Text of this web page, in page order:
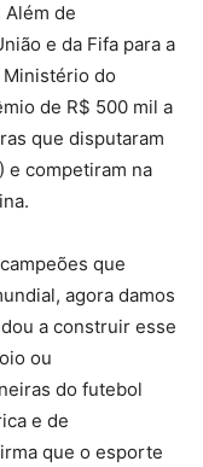
Além de
e da Fifa para a
Ministério do
de R$ 500 mil a
que disputaram
e competiram na
que
agora damos
a construir esse
ou
do futebol
e de
que o esporte